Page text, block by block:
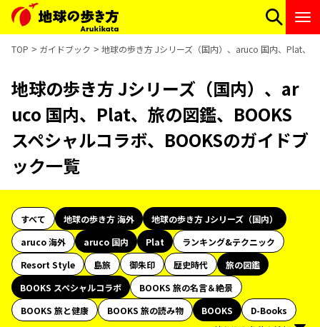
TOP ガイドブック 地球の歩き方 Jシリーズ（国内）、aruco 国内、Plat、
地球の歩き方 Jシリーズ（国内）、ar
uco 国内、Plat、旅の図鑑、BOOKS
スペシャルコラボ、BOOKSのガイドブ
ック一覧
すべて 地球の歩き方 海外
地球の歩き方 Jシリーズ（国内）
aruco 海外
aruco 国内 Plat
ランキング&テクニック
Resort Style
島旅 御朱印 歴史時代
旅の図鑑
BOOKS スペシャルコラボ
BOOKS 旅の名言＆絶景
BOOKS 旅と健康
BOOKS 旅の読み物 BOOKS
D-Books